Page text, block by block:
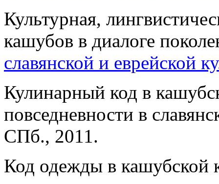
Культурная,
кашубов в диалоге
славянской и еврейской
Кулинарный код в
повседневности в
СПб., 2011.
Код одежды в кашубской